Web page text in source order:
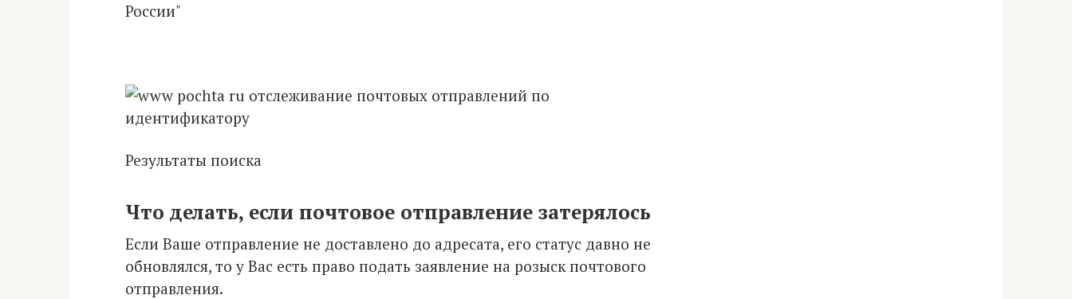
России"
Результаты поиска
Что делать, если почтовое отправление затерялось
Если Ваше отправление не доставлено до адресата, его статус давно не
обновлялся, то у Вас есть право подать заявление на розыск почтового
отправления.